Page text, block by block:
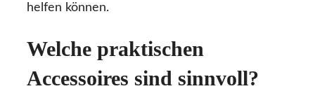
helfen können.
Welche praktischen
Accessoires sind sinnvoll?